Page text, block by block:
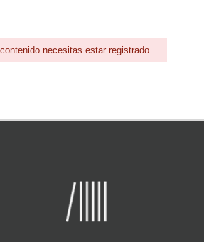
necesitas estar registrado